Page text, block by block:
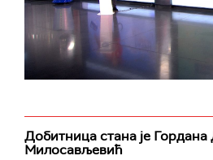
Добитница стана је Гордана
Милосављевић